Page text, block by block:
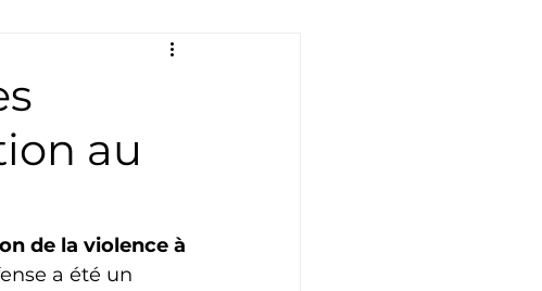
au
de la violence à
a été un